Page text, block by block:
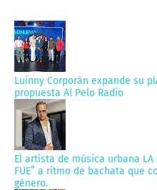
Luinny Corporán expande su
propuesta Al Pelo Radio
El artista de música urbana LA
FUE” a ritmo de bachata que
género.